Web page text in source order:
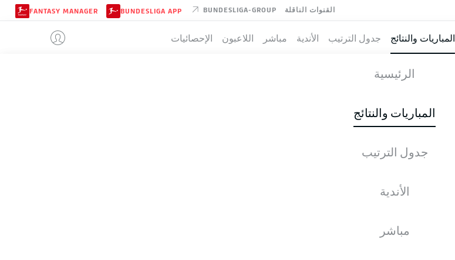
القنوات الناقلة BUNDESLIGA-GROUP
BUNDESLIGA APP
FANTASY MANAGER
المباريات والنتائج جدول الترتيب الأندية مباشر اللاعبون الإحصائيات
الرئيسية
المباريات والنتائج
جدول الترتيب
الأندية
مباشر
التشكيلات
لم يُحدد موعد هذه الجولة بعد.